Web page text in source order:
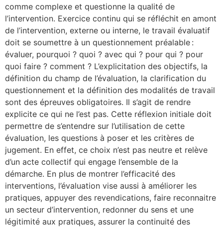
comme complexe et questionne la qualité de
l’intervention. Exercice continu qui se réfléchit en amont
de l’intervention, externe ou interne, le travail évaluatif
doit se soumettre à un questionnement préalable :
évaluer, pourquoi ? quoi ? avec qui ? pour qui ? pour
quoi faire ? comment ? L’explicitation des objectifs, la
définition du champ de l’évaluation, la clarification du
questionnement et la définition des modalités de travail
sont des épreuves obligatoires. Il s’agit de rendre
explicite ce qui ne l’est pas. Cette réflexion initiale doit
permettre de s’entendre sur l’utilisation de cette
évaluation, les questions à poser et les critères de
jugement. En effet, ce choix n’est pas neutre et relève
d’un acte collectif qui engage l’ensemble de la
démarche. En plus de montrer l’efficacité des
interventions, l’évaluation vise aussi à améliorer les
pratiques, appuyer des revendications, faire reconnaitre
un secteur d’intervention, redonner du sens et une
légitimité aux pratiques, assurer la continuité des